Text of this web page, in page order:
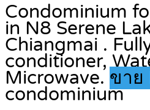
Condominium
in N8 Serene
Chiangmai .
conditioner,
Microwave. ขาย
condominium